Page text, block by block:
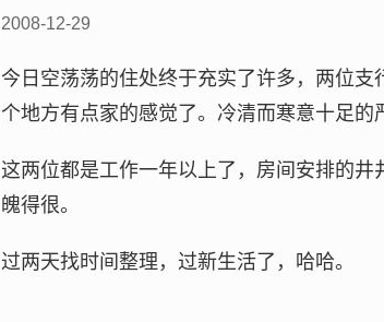
2008-12-29
今日空荡荡的住处终于充实了许多，两位
个地方有点家的感觉了。冷清而寒意十足的
这两位都是工作一年以上了，房间安排的
魄得很。
过两天找时间整理，过新生活了，哈哈。